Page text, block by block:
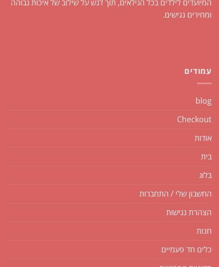
המיועדים לילדים בכל הגילאים, תוך דגש על שילוב של איכות גבוהה
ומחירים נגישים.
עמודים
blog
Checkout
אודות
בית
בלוג
החשבון שלי / התחברות
הצהרת נגישות
חנות
כלים חד פעמיים